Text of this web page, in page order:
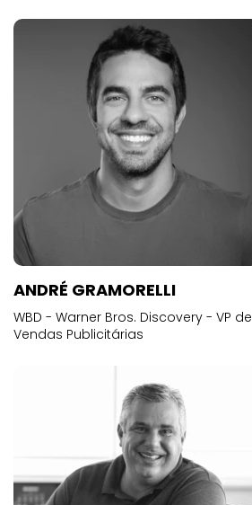
ANDRÉ GRAMORELLI
WBD - Warner Bros. Discovery - VP de
Vendas Publicitárias